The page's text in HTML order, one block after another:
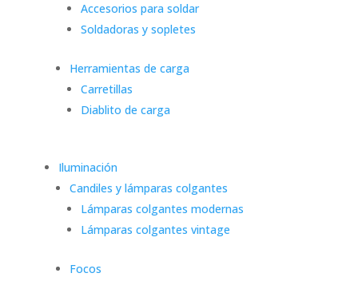
Accesorios para soldar
Soldadoras y sopletes
Herramientas de carga
Carretillas
Diablito de carga
Iluminación
Candiles y lámparas colgantes
Lámparas colgantes modernas
Lámparas colgantes vintage
Focos